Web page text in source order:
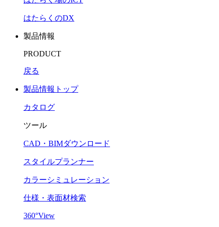
はたらくのDX
製品情報
PRODUCT
戻る
製品情報トップ
カタログ
ツール
CAD・BIMダウンロード
スタイルプランナー
カラーシミュレーション
仕様・表面材検索
360°View